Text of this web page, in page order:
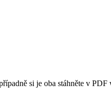
si je oba stáhněte v PDF